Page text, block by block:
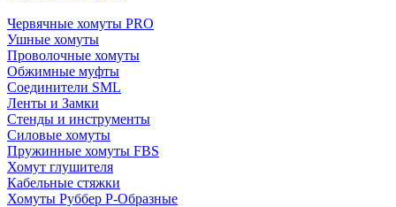
Червячные хомуты PRO
Ушные хомуты
Проволочные хомуты
Обжимные муфты
Соединители SML
Ленты и Замки
Стенды и инструменты
Силовые хомуты
Пружинные хомуты FBS
Хомут глушителя
Кабельные стяжки
Хомуты Руббер Р-Образные